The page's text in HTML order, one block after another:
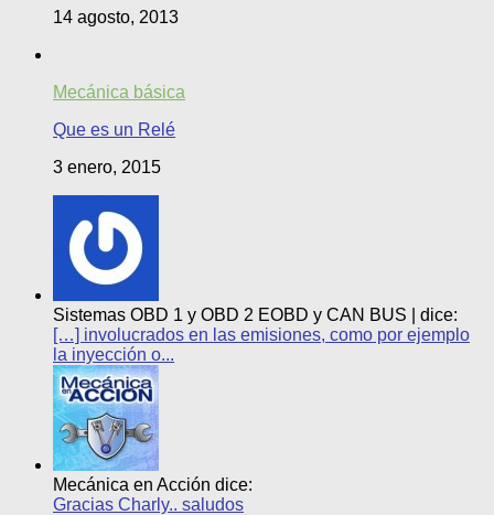
14 agosto, 2013
Mecánica básica
Que es un Relé
3 enero, 2015
Sistemas OBD 1 y OBD 2 EOBD y CAN BUS | dice:
[…] involucrados en las emisiones, como por ejemplo
la inyección o...
Mecánica en Acción dice:
Gracias Charly.. saludos